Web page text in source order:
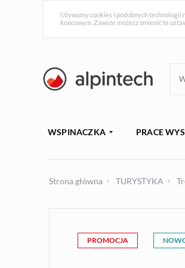
Używamy cookies i podobnych technologii
końcowym. Zawsze możesz zmienić te
WSPINACZKA PRACE
Strona główna TURYSTYKA
PROMOCJA